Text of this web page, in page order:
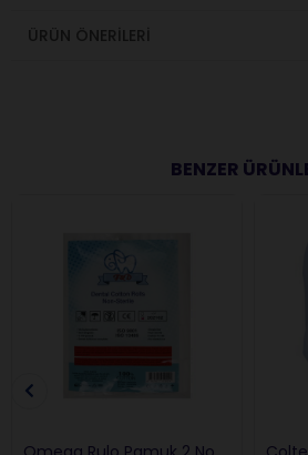
ÜRÜN ÖNERILERI
BENZER